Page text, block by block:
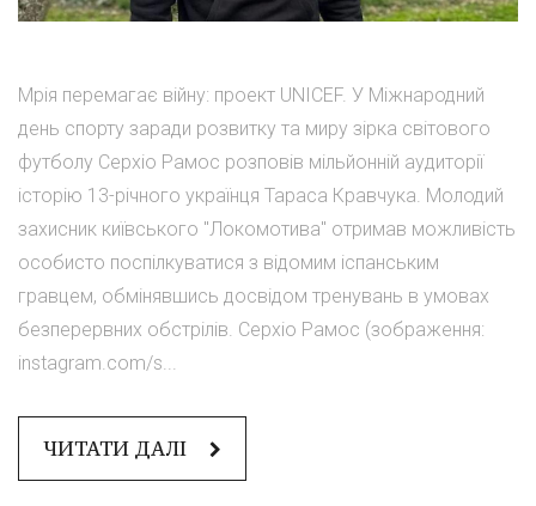
Мрія перемагає війну: проект UNICEF. У Міжнародний
день спорту заради розвитку та миру зірка світового
футболу Серхіо Рамос розповів мільйонній аудиторії
історію 13-річного українця Тараса Кравчука. Молодий
захисник київського "Локомотива" отримав можливість
особисто поспілкуватися з відомим іспанським
гравцем, обмінявшись досвідом тренувань в умовах
безперервних обстрілів. Серхіо Рамос (зображення:
instagram.com/s...
ЧИТАТИ ДАЛІ